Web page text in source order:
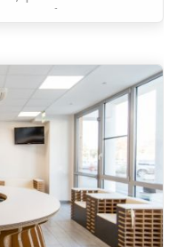
e riflessi prov